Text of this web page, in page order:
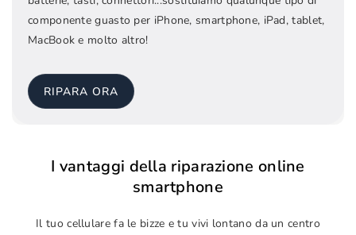
componente guasto per iPhone, smartphone, iPad, tablet,
MacBook e molto altro!
RIPARA ORA
I vantaggi della riparazione online
smartphone
Il tuo cellulare fa le bizze e tu vivi lontano da un centro